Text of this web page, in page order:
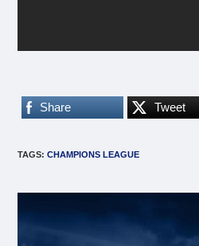
Share Tweet
TAGS:CHAMPIONS LEAGUE